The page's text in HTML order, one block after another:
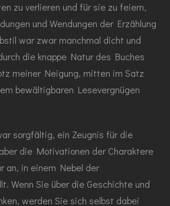
zu verlieren und für sie zu feiern,
und Wendungen der Erzählung
war zwar manchmal dicht und
die knappe Natur des Buches
meiner Neigung, mitten im Satz
bewältigbaren Lesevergnügen
sorgfältig, ein Zeugnis für die
die Motivationen der Charaktere
an, in einem Nebel der
Wenn Sie über die Geschichte und
werden Sie sich selbst dabei